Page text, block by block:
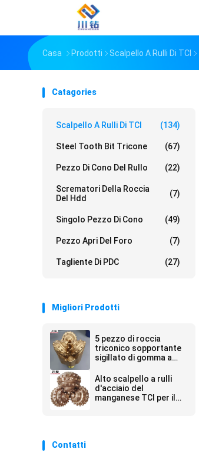
Casa Prodotti Scalpello A Rulli Di TCI
Catagories
Scalpello A Rulli Di TCI (134)
Steel Tooth Bit Tricone (67)
Pezzo Di Cono Del Rullo (22)
Scrematori Della Roccia
Del Hdd
(7)
Singolo Pezzo Di Cono (49)
Pezzo Apri Del Foro (7)
Tagliente Di PDC (27)
Migliori Prodotti
5 pezzo di roccia
triconico sopportante
sigillato di gomma a
TCI per la trivellazione
dura di formazione
Alto scalpello a rulli
d'acciaio del
manganese TCI per il
Contatti